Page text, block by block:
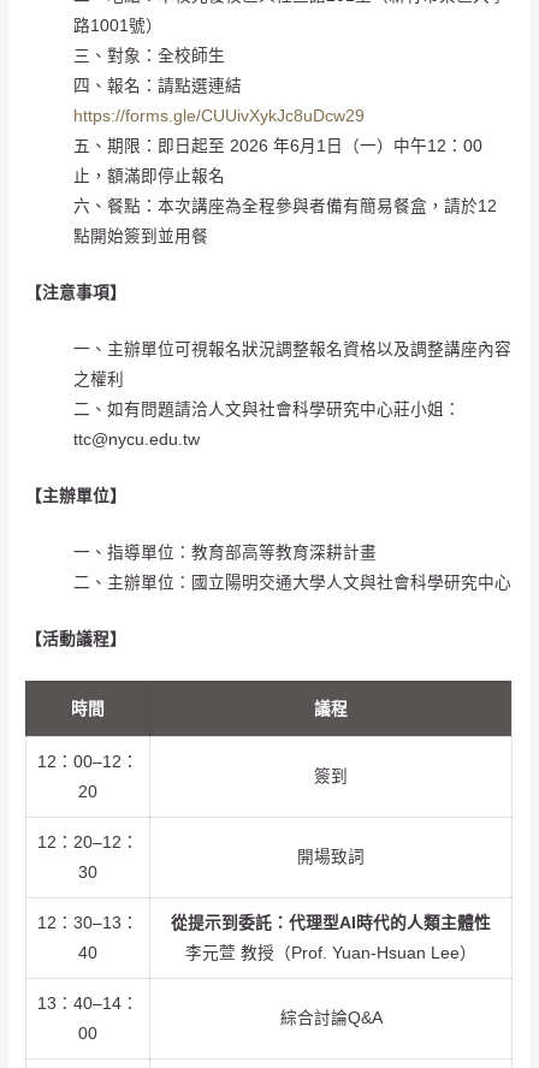
路1001號）
三、對象：全校師生
四、報名：請點選連結
https://forms.gle/CUUivXykJc8uDcw29
五、期限：即日起至 2026 年6月1日（一）中午12：00
止，額滿即停止報名
六、餐點：本次講座為全程參與者備有簡易餐盒，請於12
點開始簽到並用餐
【注意事項】
一、主辦單位可視報名狀況調整報名資格以及調整講座內容
之權利
二、如有問題請洽人文與社會科學研究中心莊小姐：
ttc@nycu.edu.tw
【主辦單位】
一、指導單位：教育部高等教育深耕計畫
二、主辦單位：國立陽明交通大學人文與社會科學研究中心
【活動議程】
時間 議程
12：00–12：
20
簽到
12：20–12：
30
開場致詞
12：30–13：
40
從提示到委託：代理型AI時代的人類主體性
李元萱 教授（Prof. Yuan-Hsuan Lee）
13：40–14：
00
綜合討論Q&A